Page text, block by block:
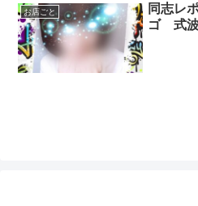
お店ごと
同志レ
ゴ 式